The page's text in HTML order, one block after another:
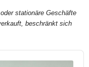
stationäre Geschäfte
beschränkt sich